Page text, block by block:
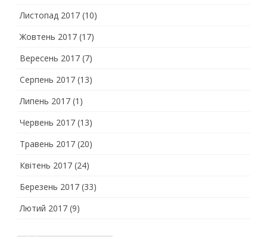
Листопад 2017 (10)
Жовтень 2017 (17)
Вересень 2017 (7)
Серпень 2017 (13)
Липень 2017 (1)
Червень 2017 (13)
Травень 2017 (20)
Квітень 2017 (24)
Березень 2017 (33)
Лютий 2017 (9)